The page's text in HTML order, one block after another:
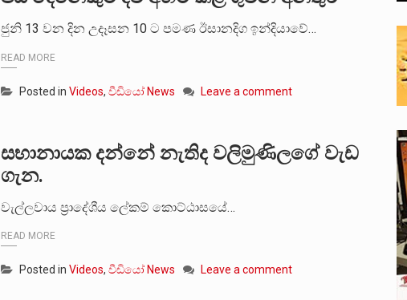
ජුනි 13 වන දින උදෑසන 10 ට පමණ ඊසානදිග ඉන්දියාවේ…
READ MORE
Posted in Videos, වීඩියෝ News Leave a comment
සභානායක දන්නේ නැතිද වලිමුණිලගේ වැඩ
ගැන.
වැල්ලවාය ප්‍රාදේශීය ලේකම් කොට්ඨාසයේ…
READ MORE
Posted in Videos, වීඩියෝ News Leave a comment